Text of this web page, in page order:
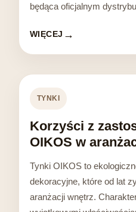
będąca oficjalnym
WIĘCEJ
TYNKI
Korzyści z
OIKOS w
Tynki OIKOS to
dekoracyjne, które od lat
aranżacji wnętrz.